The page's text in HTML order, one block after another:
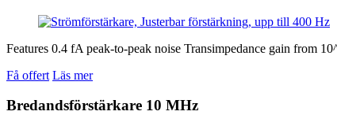
Features 0.4 fA peak-to-peak noise Transimpedance gain from
Få offert Läs mer
Bredandsförstärkare 10 MHz